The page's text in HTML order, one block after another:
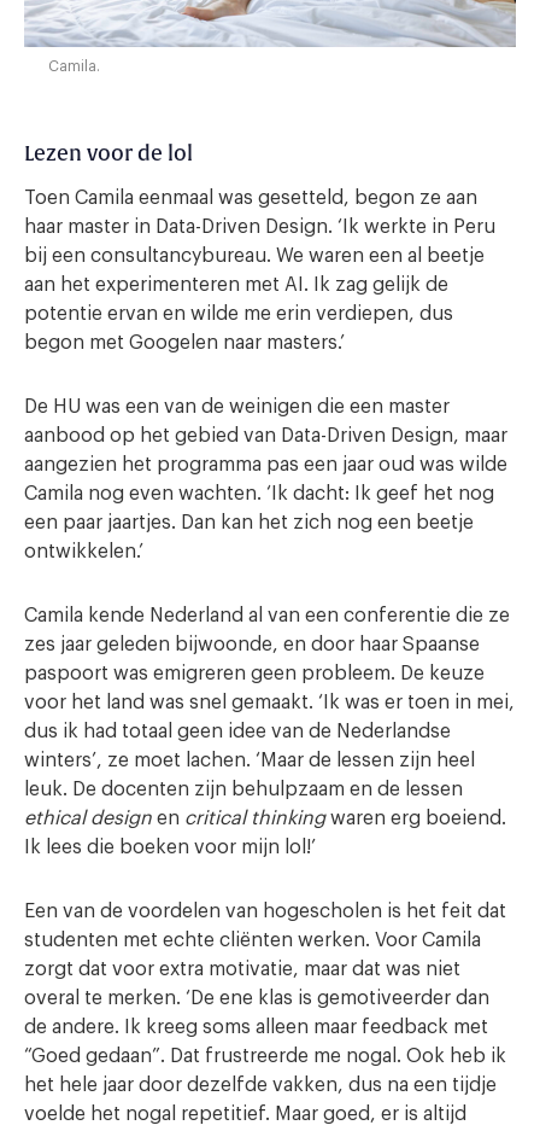
Camila.
Lezen voor de lol
Toen Camila eenmaal was gesetteld, begon ze aan
haar master in Data-Driven Design. ‘Ik werkte in Peru
bij een consultancybureau. We waren een al beetje
aan het experimenteren met AI. Ik zag gelijk de
potentie ervan en wilde me erin verdiepen, dus
begon met Googelen naar masters.’
De HU was een van de weinigen die een master
aanbood op het gebied van Data-Driven Design, maar
aangezien het programma pas een jaar oud was wilde
Camila nog even wachten. ‘Ik dacht: Ik geef het nog
een paar jaartjes. Dan kan het zich nog een beetje
ontwikkelen.’
Camila kende Nederland al van een conferentie die ze
zes jaar geleden bijwoonde, en door haar Spaanse
paspoort was emigreren geen probleem. De keuze
voor het land was snel gemaakt. ‘Ik was er toen in mei,
dus ik had totaal geen idee van de Nederlandse
winters’, ze moet lachen. ‘Maar de lessen zijn heel
leuk. De docenten zijn behulpzaam en de lessen
ethical design en critical thinkingwaren erg boeiend.
Ik lees die boeken voor mijn lol!’
Een van de voordelen van hogescholen is het feit dat
studenten met echte cliënten werken. Voor Camila
zorgt dat voor extra motivatie, maar dat was niet
overal te merken. ‘De ene klas is gemotiveerder dan
de andere. Ik kreeg soms alleen maar feedback met
“Goed gedaan”. Dat frustreerde me nogal. Ook heb ik
het hele jaar door dezelfde vakken, dus na een tijdje
voelde het nogal repetitief. Maar goed, er is altijd